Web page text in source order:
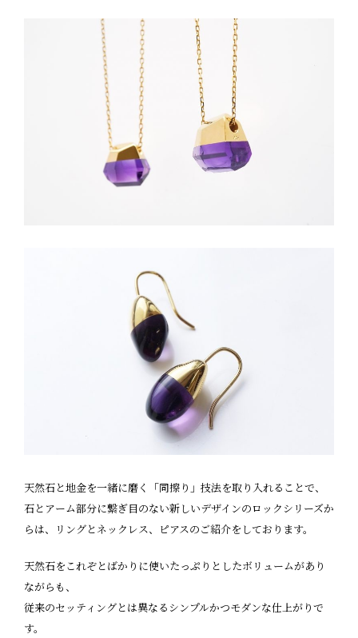
天然石と地金を一緒に磨く「同擦り」技法を取り入れることで、
石とアーム部分に繋ぎ目のない新しいデザインのロックシリーズか
らは、リングとネックレス、ピアスのご紹介をしております。
天然石をこれぞとばかりに使いたっぷりとしたボリュームがあり
ながらも、
従来のセッティングとは異なるシンプルかつモダンな仕上がりで
す。